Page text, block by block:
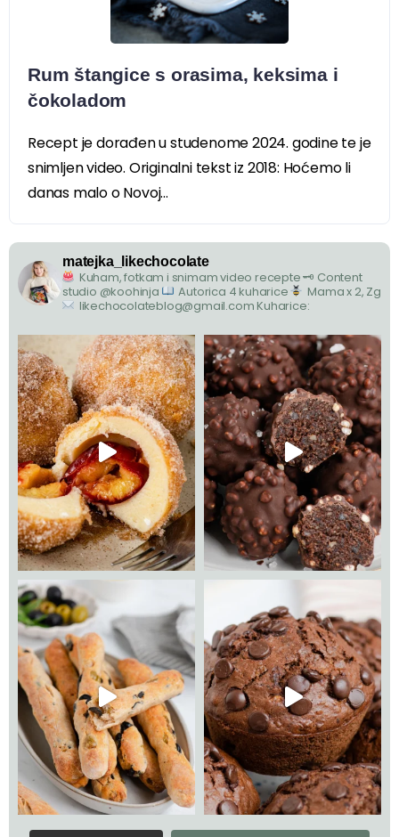
Rum štangice s orasima, keksima i
čokoladom
Recept je dorađen u studenome 2024. godine te je
snimljen video. Originalni tekst iz 2018: Hoćemo li
danas malo o Novoj...
matejka_likechocolate
Kuham, fotkam i snimam video recepte🗝 Content
studio @koohinja
Autorica 4 kuharice
Mama x 2, Zg
likechocolateblog@gmail.com Kuharice: